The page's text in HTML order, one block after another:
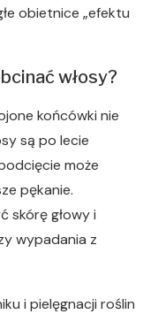
obietnice „efektu
włosy?
końcówki nie
są po lecie
może
pękanie.
skórę głowy i
wypadania z
i pielęgnacji roślin